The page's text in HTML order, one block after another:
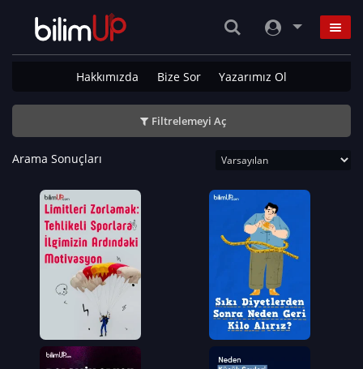
Hakkımızda Bize Sor Yazarımız Ol
Filtrelemeyi Aç
Arama Sonuçları